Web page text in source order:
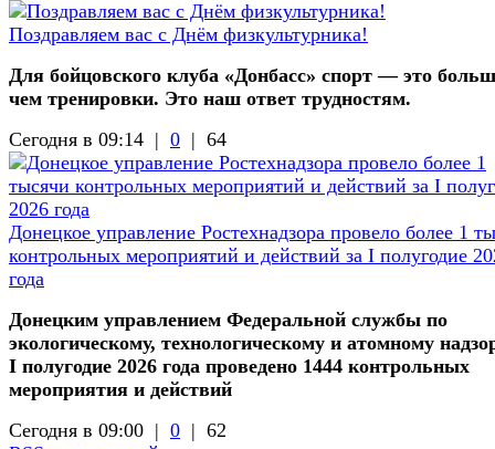
Поздравляем вас с Днём физкультурника!
Для бойцовского клуба «Донбасс» спорт — это
чем тренировки. Это наш ответ трудностям.
Сегодня в 09:14 | 0 | 64
Донецкое управление Ростехнадзора провело более 1
контрольных мероприятий и действий за I полугодие
года
Донецким управлением Федеральной службы по
экологическому, технологическому и атомному
I полугодие 2026 года проведено 1444 контрольных
мероприятия и действий
Сегодня в 09:00 | 0 | 62